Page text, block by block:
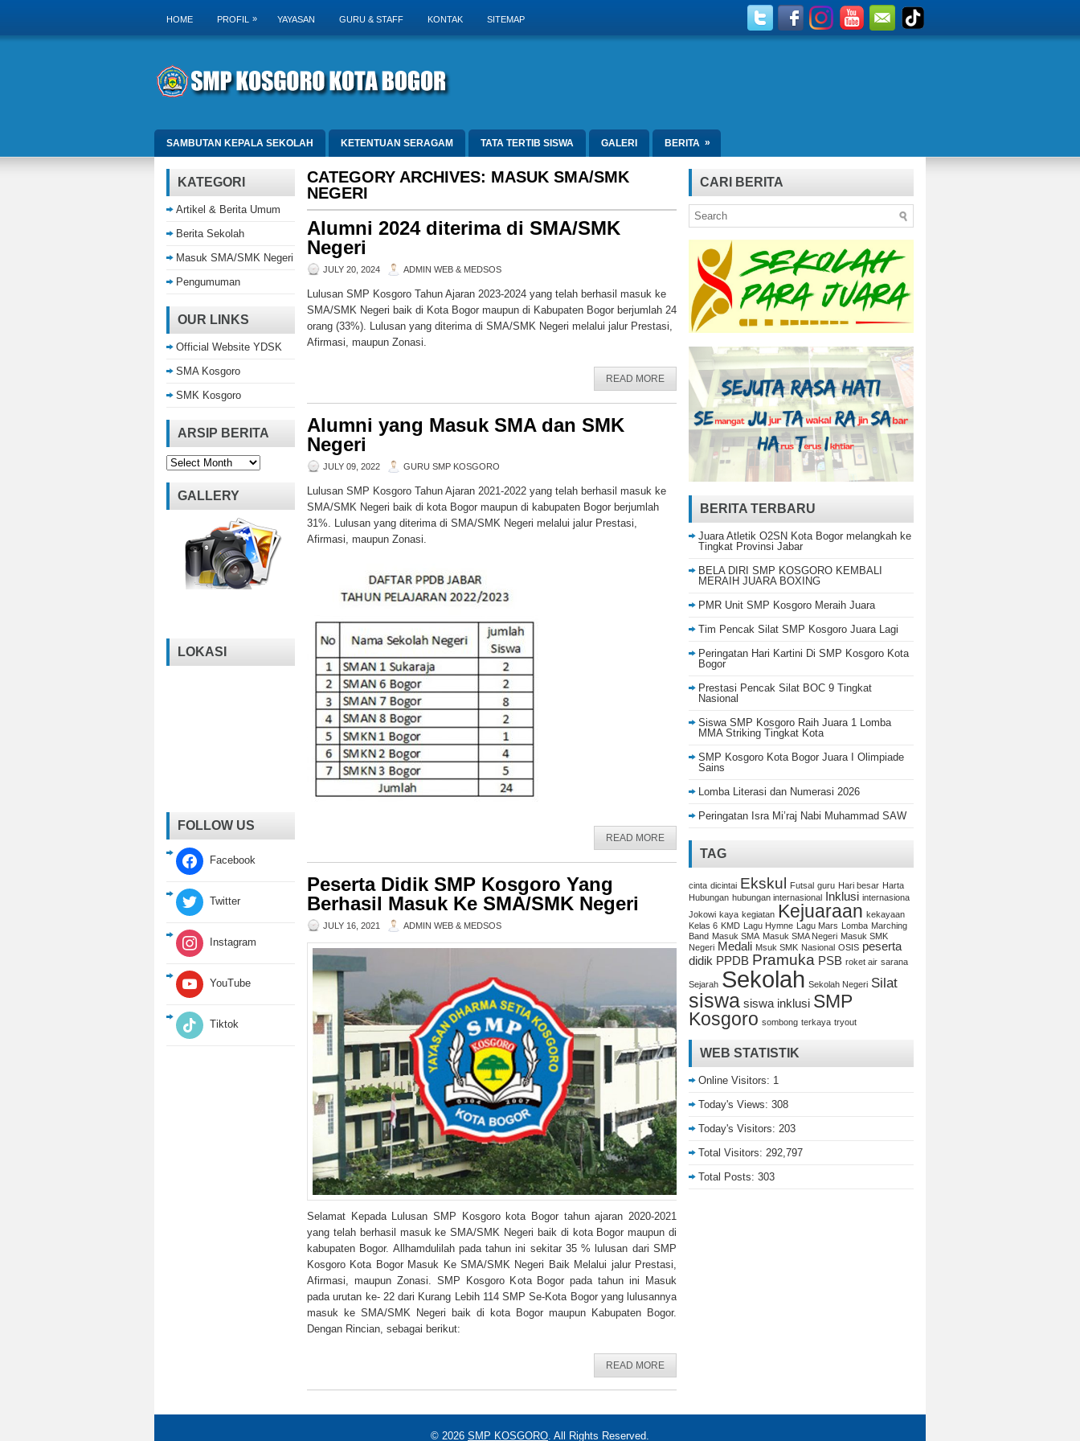
HOME PROFIL » YAYASAN GURU & STAFF KONTAK SITEMAP
SAMBUTAN KEPALA SEKOLAH KETENTUAN SERAGAM TATA TERTIB SISWA GALERI BERITA »
CATEGORY ARCHIVES: MASUK SMA/SMK
NEGERI
Alumni 2024 diterima di SMA/SMK
Negeri
JULY 20, 2024 ADMIN WEB & MEDSOS
Lulusan SMP Kosgoro Tahun Ajaran 2023-2024 yang telah berhasil masuk ke
SMA/SMK Negeri baik di Kota Bogor maupun di Kabupaten Bogor berjumlah 24
orang (33%). Lulusan yang diterima di SMA/SMK Negeri melalui jalur Prestasi,
Afirmasi, maupun Zonasi.
READ MORE
Alumni yang Masuk SMA dan SMK
Negeri
JULY 09, 2022 GURU SMP KOSGORO
Lulusan SMP Kosgoro Tahun Ajaran 2021-2022 yang telah berhasil masuk ke
SMA/SMK Negeri baik di kota Bogor maupun di kabupaten Bogor berjumlah
31%. Lulusan yang diterima di SMA/SMK Negeri melalui jalur Prestasi,
Afirmasi, maupun Zonasi.
READ MORE
Peserta Didik SMP Kosgoro Yang
Berhasil Masuk Ke SMA/SMK Negeri
JULY 16, 2021 ADMIN WEB & MEDSOS
Selamat Kepada Lulusan SMP Kosgoro kota Bogor tahun ajaran 2020-2021
yang telah berhasil masuk ke SMA/SMK Negeri baik di kota Bogor maupun di
kabupaten Bogor. Allhamdulilah pada tahun ini sekitar 35 % lulusan dari SMP
Kosgoro Kota Bogor Masuk Ke SMA/SMK Negeri Baik Melalui jalur Prestasi,
Afirmasi, maupun Zonasi. SMP Kosgoro Kota Bogor pada tahun ini Masuk
pada urutan ke- 22 dari Kurang Lebih 114 SMP Se-Kota Bogor yang lulusannya
masuk ke SMA/SMK Negeri baik di kota Bogor maupun Kabupaten Bogor.
Dengan Rincian, sebagai berikut:
READ MORE
KATEGORI
Artikel & Berita Umum
Berita Sekolah
Masuk SMA/SMK Negeri
Pengumuman
OUR LINKS
Official Website YDSK
SMA Kosgoro
SMK Kosgoro
ARSIP BERITA
Arsip
Berita
GALLERY
LOKASI
FOLLOW US
Facebook
Twitter
Instagram
YouTube
Tiktok
CARI BERITA
BERITA TERBARU
Juara Atletik O2SN Kota Bogor melangkah ke
Tingkat Provinsi Jabar
BELA DIRI SMP KOSGORO KEMBALI
MERAIH JUARA BOXING
PMR Unit SMP Kosgoro Meraih Juara
Tim Pencak Silat SMP Kosgoro Juara Lagi
Peringatan Hari Kartini Di SMP Kosgoro Kota
Bogor
Prestasi Pencak Silat BOC 9 Tingkat
Nasional
Siswa SMP Kosgoro Raih Juara 1 Lomba
MMA Striking Tingkat Kota
SMP Kosgoro Kota Bogor Juara I Olimpiade
Sains
Lomba Literasi dan Numerasi 2026
Peringatan Isra Mi’raj Nabi Muhammad SAW
TAG
cinta dicintai Ekskul Futsal guru Hari besar Harta
Hubungan hubungan internasional Inklusi internasiona
Jokowi kaya kegiatan Kejuaraan kekayaan
Kelas 6 KMD Lagu Hymne Lagu Mars Lomba Marching
Band Masuk SMA Masuk SMA Negeri Masuk SMK
Negeri Medali Msuk SMK Nasional OSIS peserta
didik PPDB Pramuka PSB roket air sarana
Sejarah Sekolah Sekolah Negeri Silat
siswa siswa inklusi SMP
Kosgoro sombong terkaya tryout
WEB STATISTIK
Online Visitors: 1
Today's Views: 308
Today's Visitors: 203
Total Visitors: 292,797
Total Posts: 303
© 2026 SMP KOSGORO . All Rights Reserved.